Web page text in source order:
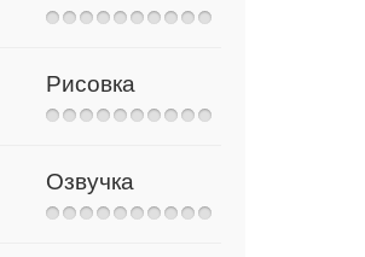
Рисовка
Озвучка